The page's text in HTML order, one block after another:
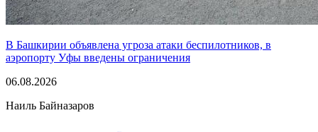
В Башкирии объявлена угроза атаки беспилотников, в
аэропорту Уфы введены ограничения
06.08.2026
Наиль Байназаров